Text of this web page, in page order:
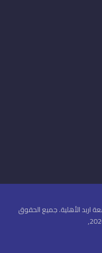
اربد الأهلية. جميع الحقوق